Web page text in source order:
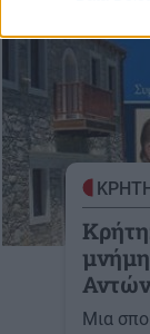
ΚΡΗΤΗ
Μια